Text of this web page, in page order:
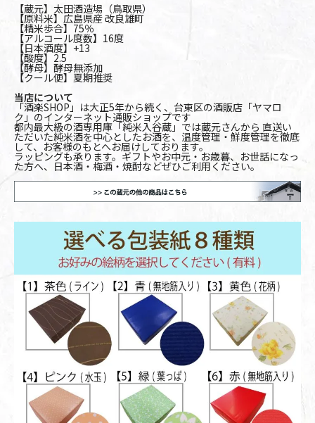
【蔵元】太田酒造場（鳥取県）
【原料米】広島県産 改良雄町
【精米歩合】75％
【アルコール度数】16度
【日本酒度】+13
【酸度】2.5
【酵母】酵母無添加
【クール便】夏期推奨
当店について
「酒楽SHOP」は大正5年から続く、台東区の酒販店「ヤマロ
ク」のインターネット通販ショップです
都内最大級の酒専用庫「純米入谷蔵」では蔵元さんから 直送い
ただいた純米酒を中心としたお酒を、温度管理・鮮度管理を徹底
して、お客様のもとへお届けしております。
ラッピングも承ります。ギフトやお中元・お歳暮、お世話になっ
た方へ、日本酒・梅酒・焼酎などぜひご利用ください。